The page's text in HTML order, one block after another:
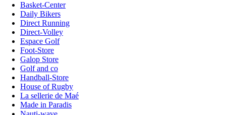
Basket-Center
Daily Bikers
Direct Running
Direct-Volley
Espace Golf
Foot-Store
Galop Store
Golf and co
Handball-Store
House of Rugby
La sellerie de Maé
Made in Paradis